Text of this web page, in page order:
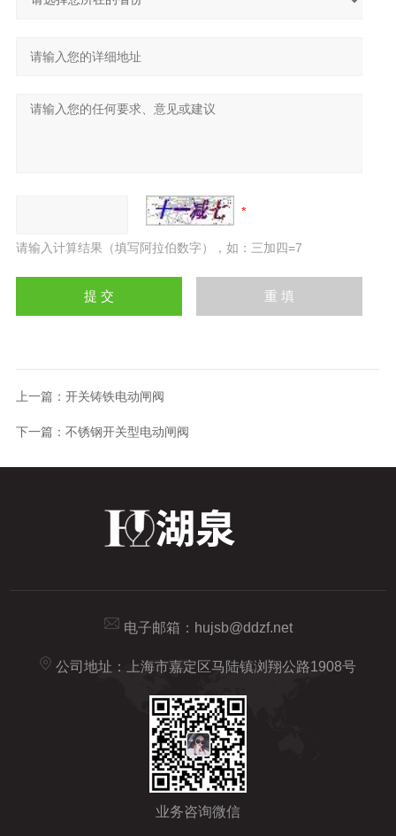
请输入计算结果（填写阿拉伯数字），如：三加四=7
上一篇： 开关铸铁电动闸阀
下一篇： 不锈钢开关型电动闸阀
电子邮箱： hujsb@ddzf.net
公司地址：上海市嘉定区马陆镇浏翔公路1908号
业务咨询微信